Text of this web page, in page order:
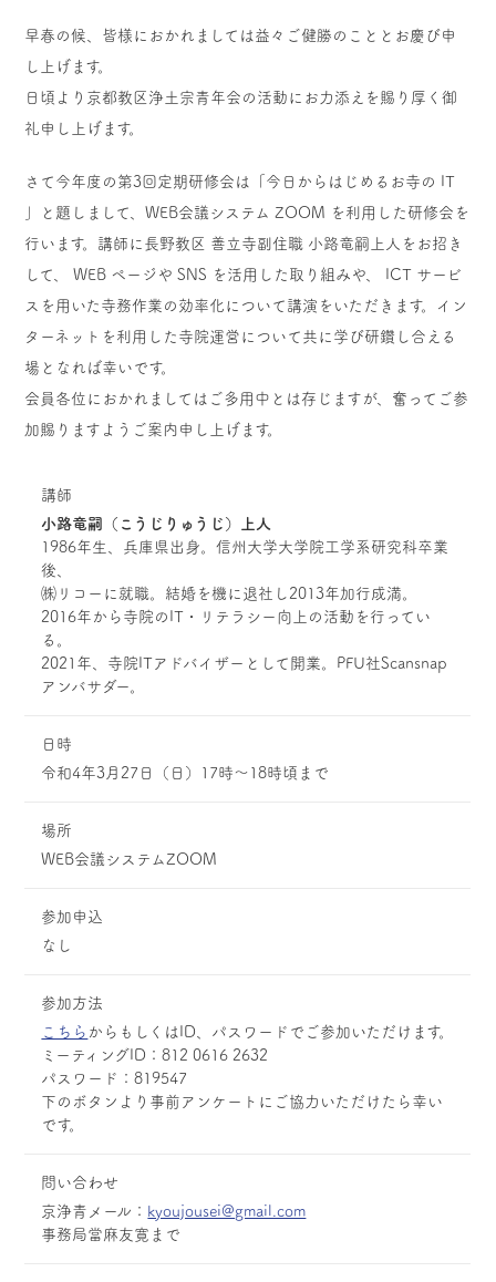
早春の候、皆様におかれましては益々ご健勝のこととお慶び申
し上げます。
日頃より京都教区浄土宗青年会の活動にお力添えを賜り厚く御
礼申し上げます。
さて今年度の第3回定期研修会は「今日からはじめるお寺の IT
」と題しまして、WEB会議システム ZOOM を利用した研修会を
行います。講師に長野教区 善立寺副住職 小路竜嗣上人をお招き
して、 WEB ページや SNS を活用した取り組みや、 ICT サービ
スを用いた寺務作業の効率化について講演をいただきます。イン
ターネットを利用した寺院運営について共に学び研鑽し合える
場となれば幸いです。
会員各位におかれましてはご多用中とは存じますが、奮ってご参
加賜りますようご案内申し上げます。
講師
小路竜嗣（こうじりゅうじ）上人
1986年生、兵庫県出身。信州大学大学院工学系研究科卒業
後、
㈱リコーに就職。結婚を機に退社し2013年加行成満。
2016年から寺院のIT・リテラシー向上の活動を行ってい
る。
2021年、寺院ITアドバイザーとして開業。PFU社Scansnap
アンバサダー。
日時
令和4年3月27日（日）17時～18時頃まで
場所
WEB会議システムZOOM
参加申込
なし
参加方法
こちら からもしくはID、パスワードでご参加いただけます。
ミーティングID：812 0616 2632
パスワード：819547
下のボタンより事前アンケートにご協力いただけたら幸い
です。
問い合わせ
京浄青メール： kyoujousei@gmail.com
事務局當麻友寛まで